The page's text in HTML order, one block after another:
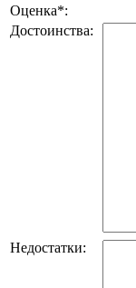
Оценка*:
Достоинства:
Недостатки: